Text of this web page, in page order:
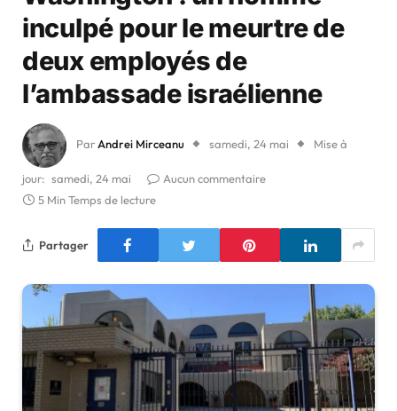
inculpé pour le meurtre de
deux employés de
l’ambassade israélienne
Par Andrei Mirceanu samedi, 24 mai Mise à
jour: samedi, 24 mai
Aucun commentaire
5 Min Temps de lecture
Partager